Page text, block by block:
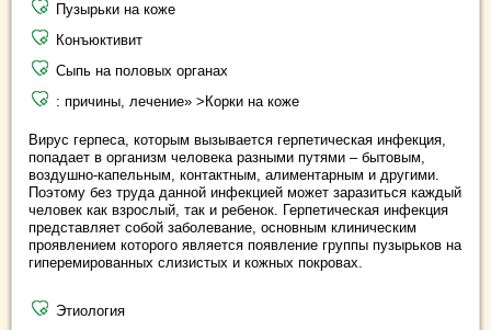
Пузырьки на коже
Конъюктивит
Сыпь на половых органах
: причины, лечение» >Корки на коже
Вирус герпеса, которым вызывается герпетическая инфекция,
попадает в организм человека разными путями – бытовым,
воздушно-капельным, контактным, алиментарным и другими.
Поэтому без труда данной инфекцией может заразиться каждый
человек как взрослый, так и ребенок. Герпетическая инфекция
представляет собой заболевание, основным клиническим
проявлением которого является появление группы пузырьков на
гиперемированных слизистых и кожных покровах.
Этиология